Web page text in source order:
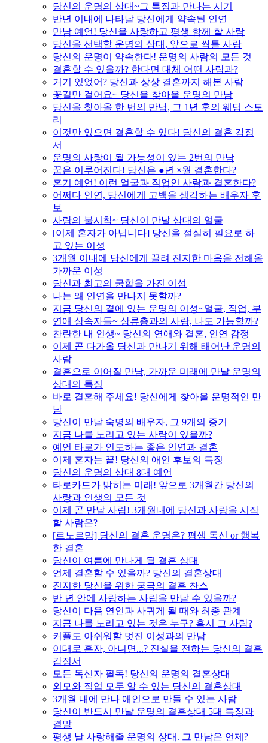
당신의 운명의 상대~그 특징과 만나는 시기
반년 이내에 나타날 당신에게 약속된 인연
만남 예언! 당신을 사랑하고 평생 함께 할 사람
당신을 선택할 운명의 상대, 앞으로 싹틀 사랑
당신의 운명이 약속한다! 운명의 사람의 모든 것
결혼할 수 있을까? 한다면 대체 어떤 사람과?
거기 있었어? 당신과 상상 결혼까지 해본 사람
꽃길만 걸어요~ 당신을 찾아올 운명의 만남
당신을 찾아올 한 번의 만남, 그 1년 후의 웨딩 스토
리
이것만 있으면 결혼할 수 있다! 당신의 결혼 감정
서
운명의 사랑이 될 가능성이 있는 2번의 만남
꿈은 이루어진다! 당신은 ●년 ×월 결혼한다?
혼기 예언! 이런 얼굴과 직업인 사람과 결혼한다?
어쩌다 인연, 당신에게 고백을 생각하는 배우자 후
보
사랑의 불시착~ 당신이 만날 상대의 얼굴
[이제 혼자가 아닙니다] 당신을 절실히 필요로 하
고 있는 이성
3개월 이내에 당신에게 끌려 진지한 마음을 전해올
가까운 이성
당신과 최고의 궁합을 가진 이성
나는 왜 인연을 만나지 못할까?
지금 당신의 곁에 있는 운명의 이성~얼굴, 직업, 부
연애 상속자들~ 상류층과의 사랑, 나도 가능할까?
찬란한 내 인생~ 당신의 연애와 결혼, 인연 감정
이제 곧 다가올 당신과 만나기 위해 태어난 운명의
사람
결혼으로 이어질 만남, 가까운 미래에 만날 운명의
상대의 특징
바로 결혼해 주세요! 당신에게 찾아올 운명적인 만
남
당신이 만날 숙명의 배우자, 그 9개의 증거
지금 나를 노리고 있는 사람이 있을까?
예언 타로가 인도하는 좋은 인연과 결혼
이제 혼자는 끝! 당신의 애인 후보의 특징
당신의 운명의 상대 8대 예언
타로카드가 밝히는 미래! 앞으로 3개월간 당신의
사랑과 인생의 모든 것
이제 곧 만날 사람! 3개월내에 당신과 사랑을 시작
할 사람은?
[르노르망] 당신의 결혼 운명은? 평생 독신 or 행복
한 결혼
당신이 여름에 만나게 될 결혼 상대
언제 결혼할 수 있을까? 당신의 결혼상대
진지한 당신을 위한 궁극의 결혼 찬스
반 년 안에 사랑하는 사람을 만날 수 있을까?
당신이 다음 연인과 사귀게 될 때와 최종 관계
지금 나를 노리고 있는 것은 누구? 혹시 그 사람?
커플도 아쉬워할 멋진 이성과의 만남
이대로 혼자, 아니면...? 진실을 전하는 당신의 결혼
감정서
모든 독신자 필독! 당신의 운명의 결혼상대
외모와 직업 모두 알 수 있는 당신의 결혼상대
3개월 내에 만나 애인으로 만들 수 있는 사람
당신이 반드시 만날 운명의 결혼상대 5대 특징과
결말
평생 날 사랑해줄 운명의 상대. 그 만남은 언제?